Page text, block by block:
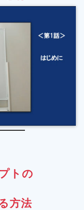
トの
方法